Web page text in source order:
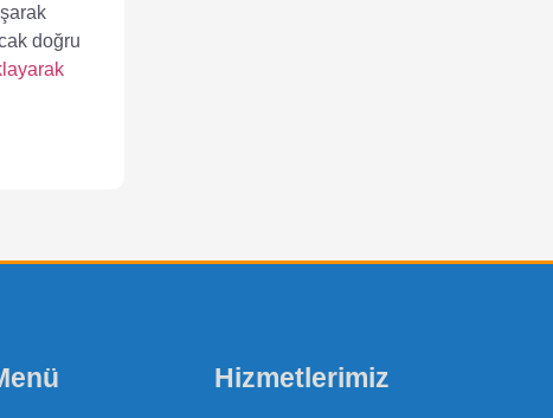
doğru
Hizmetlerimiz